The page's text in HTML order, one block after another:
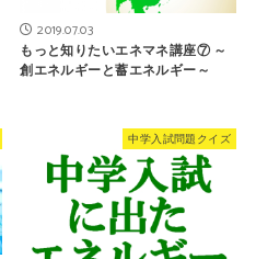
2019.07.03
もっと知りたいエネマネ講座⑦ ～
創エネルギーと蓄エネルギー～
中学入試問題クイズ